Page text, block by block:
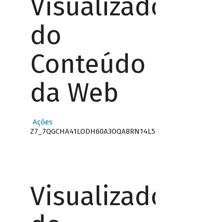
Visualizador
do
Conteúdo
da Web
Ações
Z7_7QGCHA41LODH60A3OQA8RN14L5
Visualizador